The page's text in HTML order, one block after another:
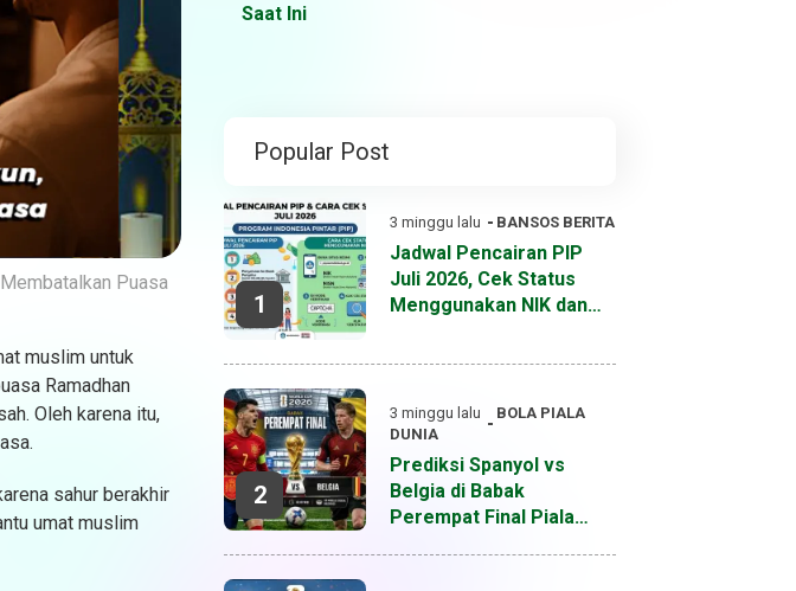
Puasa
muslim untuk
Ramadhan
Oleh karena itu,
sahur berakhir
umat muslim
Saat Ini
Popular Post
1
3 minggu lalu BANSOS BERITA
Jadwal Pencairan PIP
Juli 2026, Cek Status
Menggunakan NIK dan
2
3 minggu lalu BOLA PIALA
DUNIA
Prediksi Spanyol vs
Belgia di Babak
Perempat Final Piala